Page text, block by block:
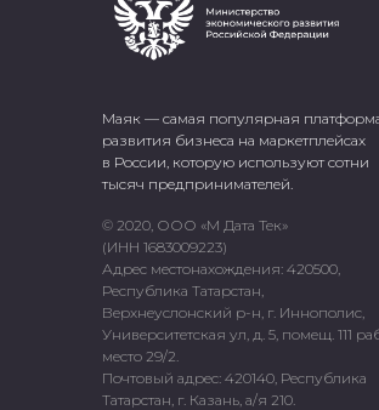
Маяк — самая популярная
развития бизнеса на маркетплейсах
в России, которую используют сотни
тысяч предпринимателей.
© 2020, ООО «М Дата Тек»
(ИНН 1683009223)
Адрес местонахождения: 420500,
Республика Татарстан,
Верхнеуслонский р-н, г. Иннополис,
Университетская ул, д. 5, помещ. 111
место 29/2.
Почтовый адрес: 420140, Республика
Татарстан, г. Казань, а/я 210.